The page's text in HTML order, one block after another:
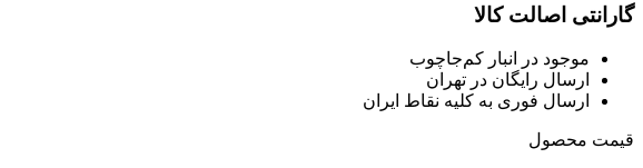
گارانتی اصالت کالا
موجود در انبار کم‌‌جاچوب
ارسال رایگان در تهران
ارسال فوری به کلیه نقاط ایران
قیمت محصول